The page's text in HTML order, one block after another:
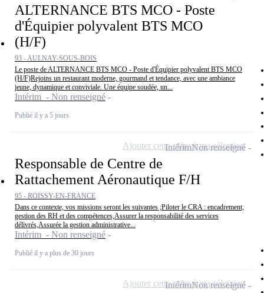
ALTERNANCE BTS MCO - Poste
d'Équipier polyvalent BTS MCO
(H/F)
93 - AULNAY-SOUS-BOIS
Le poste de ALTERNANCE BTS MCO - Poste d'Équipier polyvalent BTS MCO
(H/F)Rejoins un restaurant moderne, gourmand et tendance, avec une ambiance
jeune, dynamique et conviviale. Une équipe soudée, un...
Intérim - Non renseigné
Publié il y a 5 jours
Responsable de Centre de
Rattachement Aéronautique F/H
95 - ROISSY-EN-FRANCE
Dans ce contexte, vos missions seront les suivantes ;Piloter le CRA : encadrement,
gestion des RH et des compétences,Assurer la responsabilité des services
délivrés,Assurée la gestion administrative...
Intérim - Non renseigné
Publié il y a plus de 30 jours
IntérimNon renseigné
Ajouter cette offre à ma sélection
IntérimNon renseigné
Ajouter cette offre à ma sélection